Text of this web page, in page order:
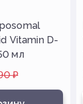
Vitamin D-
мл
₽